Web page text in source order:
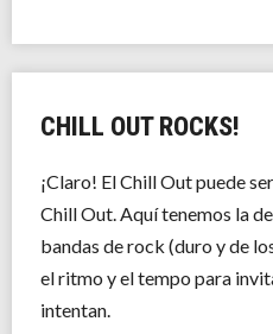
CHILL OUT ROCKS!
¡Claro! El Chill Out puede
Chill Out. Aquí tenemos la
bandas de rock (duro y de
el ritmo y el tempo para
intentan.